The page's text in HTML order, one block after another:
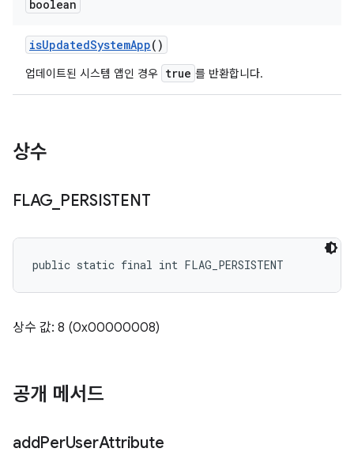
boolean
isUpdatedSystemApp()
업데이트된 시스템 앱인 경우 true 를 반환합니다.
상수
FLAG PERSISTENT
public static final int FLAG_PERSISTENT
상수 값: 8 (0x00000008)
공개 메서드
addPerUserAttribute